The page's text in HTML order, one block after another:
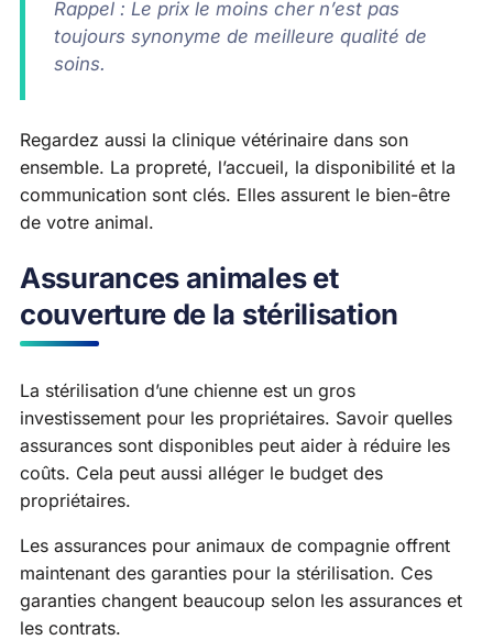
Rappel : Le prix le moins cher n’est pas
toujours synonyme de meilleure qualité de
soins.
Regardez aussi la clinique vétérinaire dans son
ensemble. La propreté, l’accueil, la disponibilité et la
communication sont clés. Elles assurent le bien-être
de votre animal.
Assurances animales et
couverture de la stérilisation
La stérilisation d’une chienne est un gros
investissement pour les propriétaires. Savoir quelles
assurances sont disponibles peut aider à réduire les
coûts. Cela peut aussi alléger le budget des
propriétaires.
Les assurances pour animaux de compagnie offrent
maintenant des garanties pour la stérilisation. Ces
garanties changent beaucoup selon les assurances et
les contrats.